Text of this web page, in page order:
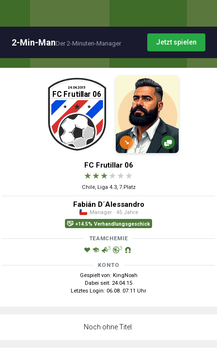
2-Min-ManDer 2-Minuten-Manager Jetzt spielen
↘
FC Frutillar 06
★★★★ ★ ★
Chile, Liga 4.3, 7.Platz
Fabián D´Alessandro
Manager · 45 Jahre
+14.5% Verhandlungsgeschick
TEAMCHEMIE
3 3
KONTO
Gespielt von: KingNoah
Dabei seit: 24.04.15
Letztes Login: 06.08. 07:11 Uhr
Noch ohne Titel.